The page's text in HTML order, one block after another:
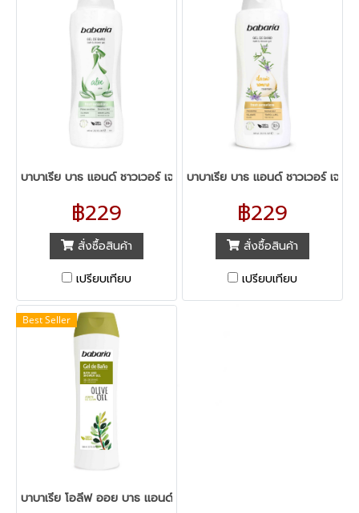
บาบาเรีย บาธ แอนด์ ชาวเวอร์ เจล อโล
฿229
สั่งซื้อสินค้า
เปรียบเทียบ
บาบาเรีย บาธ แอนด์ ชาวเวอร์ เจล
฿229
สั่งซื้อสินค้า
เปรียบเทียบ
Best Seller
บาบาเรีย โอลีฟ ออย บาธ แอนด์ ชาวเวอร์ เจล